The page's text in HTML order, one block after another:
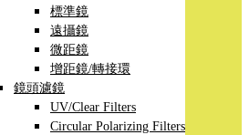
標準鏡
遠攝鏡
微距鏡
增距鏡/轉接環
鏡頭濾鏡
UV/Clear Filters
Circular Polarizing Filters